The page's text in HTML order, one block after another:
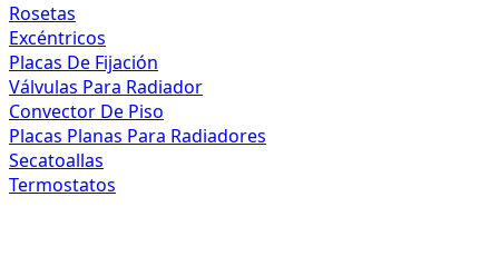
Rosetas
Excéntricos
Placas De Fijación
Válvulas Para Radiador
Convector De Piso
Placas Planas Para Radiadores
Secatoallas
Termostatos